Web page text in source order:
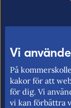
för
för fri
Vi
På
kakor för att
för dig. Vi
vi kan förbättra